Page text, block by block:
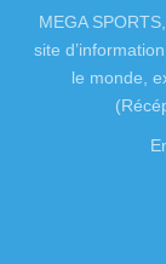
MEGA
site
le monde,